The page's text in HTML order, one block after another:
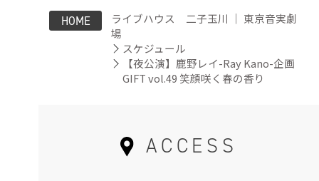
HOME
ライブハウス 二子玉川 ｜ 東京音実劇
場
スケジュール
【夜公演】鹿野レイ-Ray Kano-企画
GIFT vol.49 笑顔咲く春の香り
ACCESS